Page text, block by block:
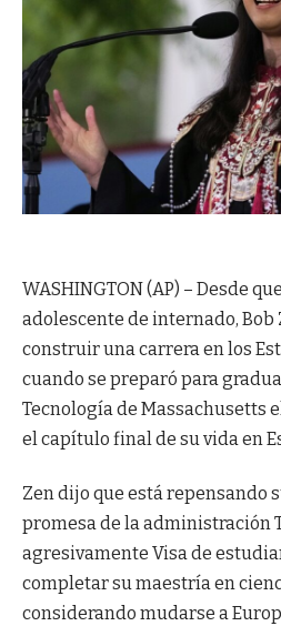
WASHINGTON (AP) – Desde
adolescente de internado, Bob
construir una carrera en los
cuando se preparó para
Tecnología de Massachusetts
el capítulo final de su vida en
Zen dijo que está repensando
promesa de la administración
agresivamente Visa de
completar su maestría en
considerando mudarse a